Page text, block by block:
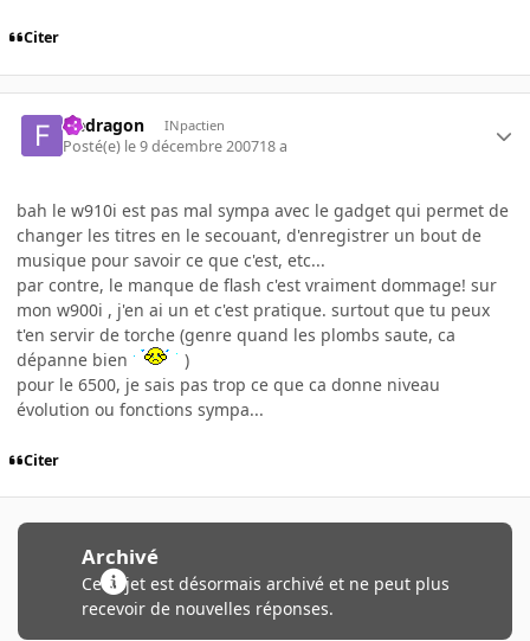
Citer
fredragon INpactien
Posté(e) le 9 décembre 200718 a
bah le w910i est pas mal sympa avec le gadget qui permet de
changer les titres en le secouant, d'enregistrer un bout de
musique pour savoir ce que c'est, etc...
par contre, le manque de flash c'est vraiment dommage! sur
mon w900i , j'en ai un et c'est pratique. surtout que tu peux
t'en servir de torche (genre quand les plombs saute, ca
dépanne bien
)
pour le 6500, je sais pas trop ce que ca donne niveau
évolution ou fonctions sympa...
Citer
Archivé
Ce sujet est désormais archivé et ne peut plus
recevoir de nouvelles réponses.